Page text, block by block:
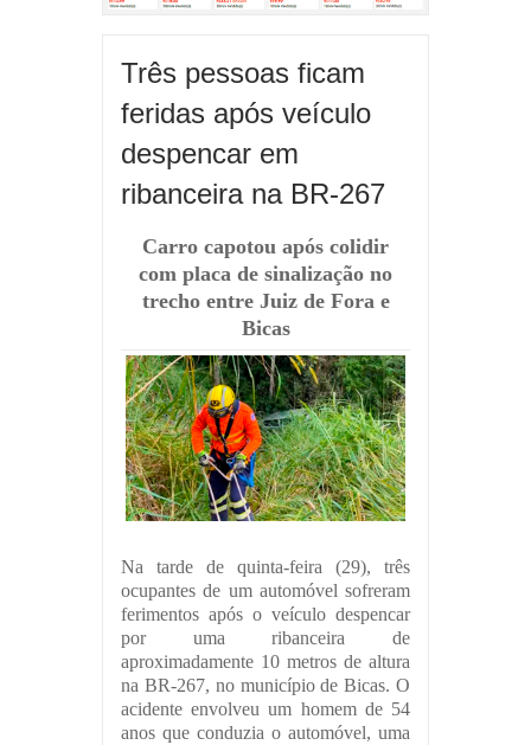
Três pessoas ficam
feridas após veículo
despencar em
ribanceira na BR-267
Carro capotou após colidir
com placa de sinalização no
trecho entre Juiz de Fora e
Bicas
Na tarde de quinta-feira (29), três
ocupantes de um automóvel sofreram
ferimentos após o veículo despencar
por uma ribanceira de
aproximadamente 10 metros de altura
na BR-267, no município de Bicas. O
acidente envolveu um homem de 54
anos que conduzia o automóvel, uma